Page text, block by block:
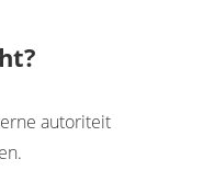
autoriteit